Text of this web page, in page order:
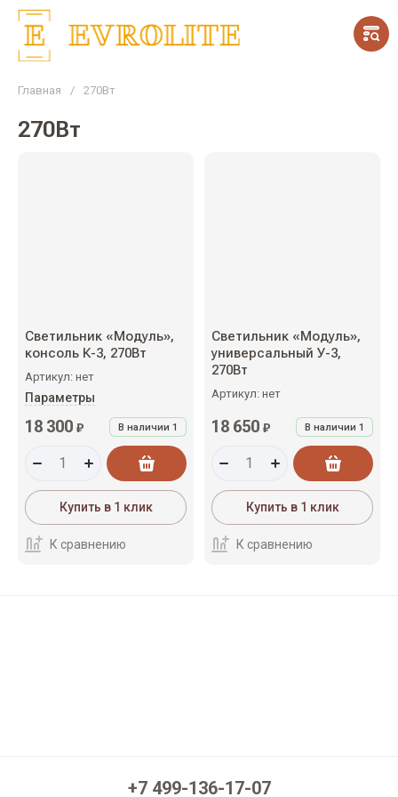
Главная / 270Вт
270Вт
Светильник «Модуль»,
консоль К-3, 270Вт
Артикул: нет
Параметры
В наличии 1
18 300 ₽
Купить в 1 клик
К сравнению
Светильник «Модуль»,
универсальный У-3,
270Вт
Артикул: нет
В наличии 1
18 650 ₽
Купить в 1 клик
К сравнению
+7 499-136-17-07